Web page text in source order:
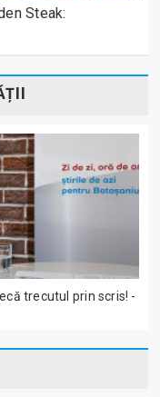
Steak:
trecutul prin scris! -